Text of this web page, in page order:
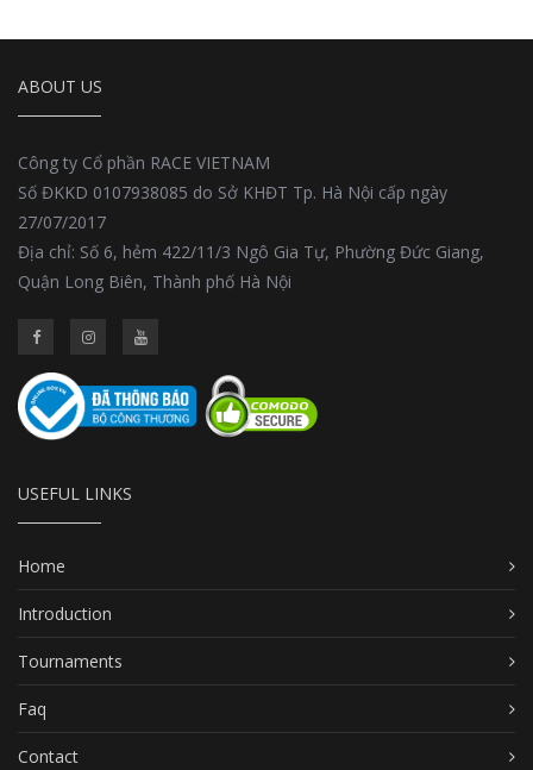
ABOUT US
Công ty Cổ phần RACE VIETNAM
Số ĐKKD 0107938085 do Sở KHĐT Tp. Hà Nội cấp ngày
27/07/2017
Địa chỉ: Số 6, hẻm 422/11/3 Ngô Gia Tự, Phường Đức Giang,
Quận Long Biên, Thành phố Hà Nội
USEFUL LINKS
Home
Introduction
Tournaments
Faq
Contact